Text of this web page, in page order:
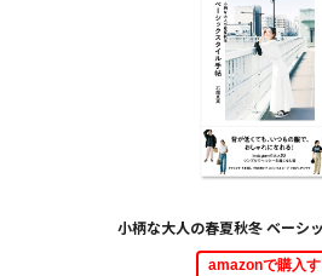
小柄な大人の春夏秋冬 ベーシ
amazonで購入す